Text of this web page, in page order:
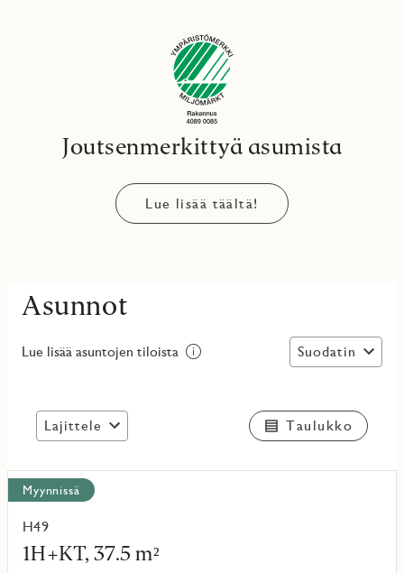
Joutsenmerkittyä asumista
Lue lisää täältä!
Asunnot
Lue lisää asuntojen tiloista Suodatin
Lajittele Taulukko
Näytä
kaikki
kohteet
Myynnissä
H49
1H+KT, 37.5 m²
Lue
lisää
kohteesta